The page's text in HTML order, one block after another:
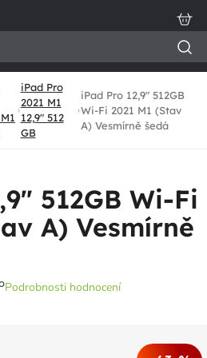
iPad Pro
2021 M1
12,9" 512
GB
iPad Pro 12,9" 512GB
Wi-Fi 2021 M1 (Stav
A) Vesmírně šedá
512GB Wi-Fi
A) Vesmírně
Podrobnosti hodnocení